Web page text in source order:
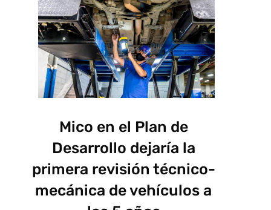
Mico en el Plan de
Desarrollo dejaría la
primera revisión técnico-
mecánica de vehículos a